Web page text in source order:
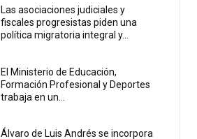
Las asociaciones judiciales y
fiscales progresistas piden una
política migratoria integral y...
El Ministerio de Educación,
Formación Profesional y Deportes
trabaja en un...
Álvaro de Luis Andrés se incorpora